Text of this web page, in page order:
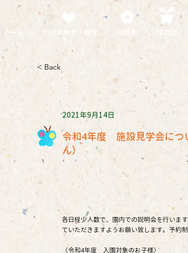
ホーム 万代の教育・保育 幼稚園 保育園
< Back
2021年9月14日
令和4年度 施設見学会につ
ん）
各日程少人数で、園内での説明会を行いま
ていただきますようお願い致します。予約
〈令和4年度 入園対象のお子様〉